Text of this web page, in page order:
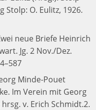
Stolp: O. Eulitz, 1926.
neue Briefe Heinrich
Jg. 2 Nov./Dez.
Minde-Pouet
Im Verein mit Georg
v. Erich Schmidt.2.